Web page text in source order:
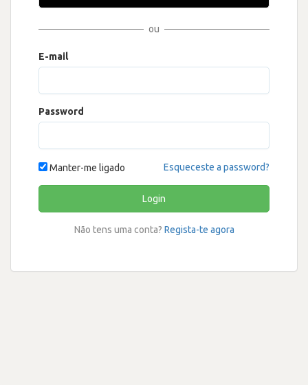
ou
E-mail
Password
Manter-me ligado Esqueceste a password?
Login
Não tens uma conta? Regista-te agora